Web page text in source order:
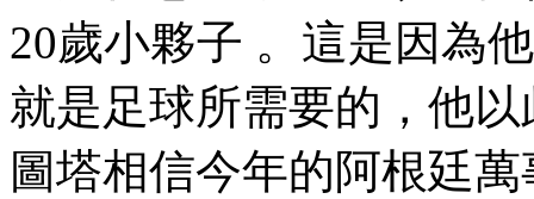
20歲小夥子 。這是因為他
就是足球所需要的 ，他以
圖塔相信今年的阿根廷萬